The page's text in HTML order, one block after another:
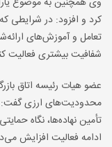
کرد و افزود: در شرایطی
تعامل و آموزش‌های
شفافیت بیشتری فعالیت
عضو هیات رئیسه اتاق
محدودیت‌های ارزی گفت:
تأمین نهاده‌ها، نگاه
ادامه فعالیت افزایش